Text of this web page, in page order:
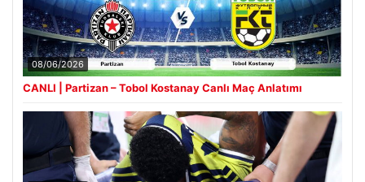
08/06/2026
CANLI | Partizan – Tobol Kostanay Canlı Maç Anlatımı